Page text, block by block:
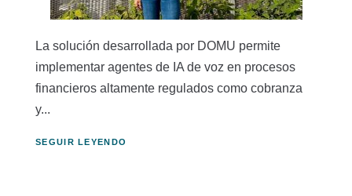
La solución desarrollada por DOMU permite
implementar agentes de IA de voz en procesos
financieros altamente regulados como cobranza
y...
SEGUIR LEYENDO